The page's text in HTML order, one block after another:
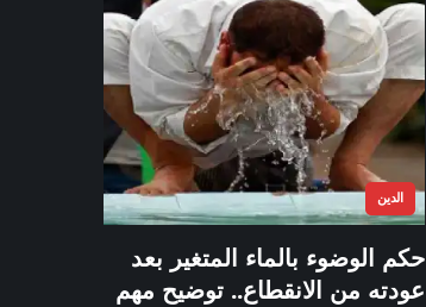
الدين
حكم الوضوء بالماء المتغير بعد
عودته من الانقطاع.. توضيح مهم